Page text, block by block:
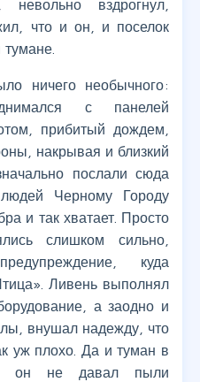
вздрогнул,
что и он, и поселок
ничего необычного:
с панелей
прибитый дождем,
накрывая и близкий
послали сюда
Черному Городу
и так хватает. Просто
слишком сильно,
куда
Ливень выполнял
а заодно и
внушал надежду, что
уж плохо. Да и туман в
он не давал пыли